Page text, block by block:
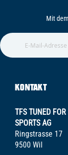
Mit
KONTAKT
TFS TUNED FOR
SPORTS AG
Ringstrasse 17
9500 Wil